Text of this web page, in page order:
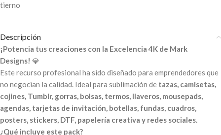
tierno
Descripción
¡Potencia tus creaciones con la Excelencia 4K de Mark
Designs! 💎
Este recurso profesional ha sido diseñado para emprendedores que
no negocian la calidad. Ideal para sublimación de tazas, camisetas,
cojines, Tumblr, gorras, bolsas, termos, llaveros, mousepads,
agendas, tarjetas de invitación, botellas, fundas, cuadros,
posters, stickers, DTF, papelería creativa y redes sociales.
¿Qué incluye este pack?